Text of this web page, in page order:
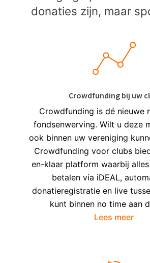
donaties zijn, maar
Crowdfunding bij uw
Crowdfunding is dé nieuwe
fondsenwerving. Wilt u deze
ook binnen uw vereniging
Crowdfunding voor clubs
en-klaar platform waarbij
betalen via iDEAL,
donatieregistratie en live
kunt binnen no time aan
Lees meer